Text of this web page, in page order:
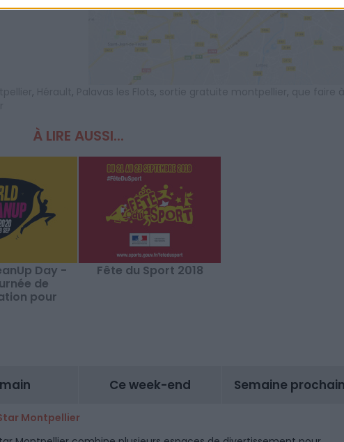
, , , ,
À LIRE AUSSI...
Day -
de
pour
Fête du Sport 2018
Ce week-end Semaine
Montpellier